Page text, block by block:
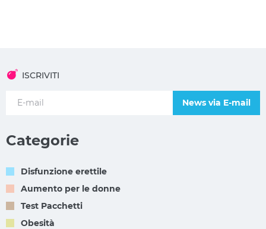
ISCRIVITI
News via E-mail
Categorie
Disfunzione erettile
Aumento per le donne
Test Pacchetti
Obesità